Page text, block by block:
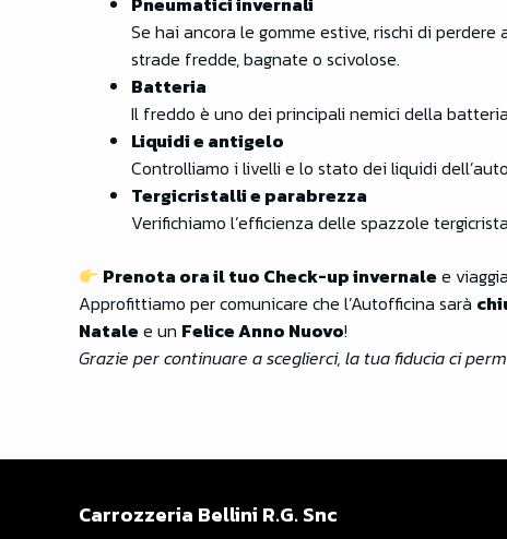
Se hai ancora le gomme estive, rischi di
strade fredde, bagnate o scivolose.
Batteria
Il freddo è uno dei principali nemici della
Liquidi e antigelo
Controlliamo i livelli e lo stato dei liquidi
Tergicristalli e parabrezza
Verifichiamo l’efficienza delle spazzole
Prenota ora il tuo Check-up invernale e
Approfittiamo per comunicare che l’Autofficina sarà
Natale e un Felice Anno Nuovo!
Grazie per continuare a sceglierci, la tua fiducia ci
Carrozzeria Bellini R.G. Snc